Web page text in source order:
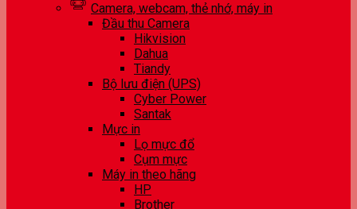
Camera, webcam, thẻ nhớ, máy in
Đầu thu Camera
Hikvision
Dahua
Tiandy
Bộ lưu điện (UPS)
Cyber Power
Santak
Mực in
Lọ mực đổ
Cụm mực
Máy in theo hãng
HP
Brother